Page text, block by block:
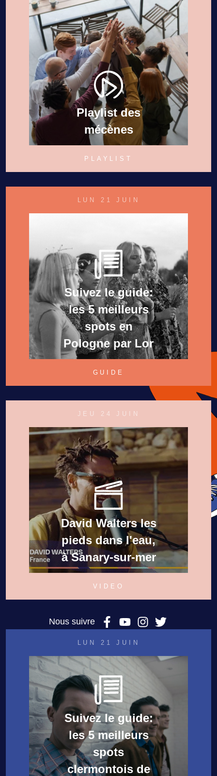
Playlist des
mécènes
PLAYLIST
LUN 21 JUIN
Suivez le guide:
les 5 meilleurs
spots en
Pologne par Lor
GUIDE
JEU 24 JUIN
David Walters les
pieds dans l'eau,
à Sanary-sur-mer
VIDEO
Nous suivre
LUN 21 JUIN
Suivez le guide:
les 5 meilleurs
spots
clermontois de